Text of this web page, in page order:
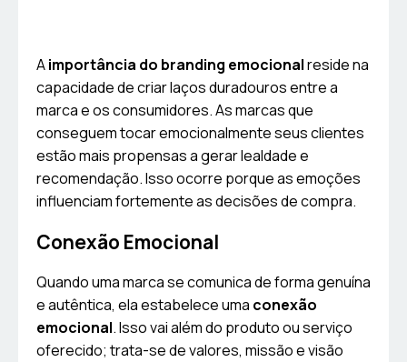
Aimportância do branding emocionalreside na
capacidade de criar laços duradouros entre a
marca e os consumidores. As marcas que
conseguem tocar emocionalmente seus clientes
estão mais propensas a gerar lealdade e
recomendação. Isso ocorre porque as emoções
influenciam fortemente as decisões de compra.
Conexão Emocional
Quando uma marca se comunica de forma genuína
e autêntica, ela estabelece uma conexão
emocional. Isso vai além do produto ou serviço
oferecido; trata-se de valores, missão e visão